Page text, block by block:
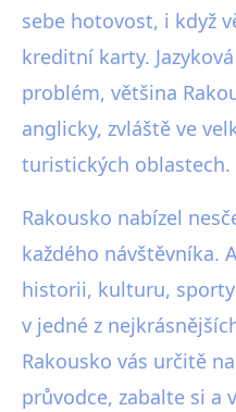
sebe hotovost, i když
kreditní karty.
problém, většina
anglicky, zvláště ve
turistických oblastech.
Rakousko nabízel
každého návštěvníka.
historii, kulturu,
v jedné z
Rakousko vás určitě
průvodce, zabalte si a